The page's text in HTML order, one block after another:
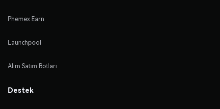
Phemex Earn
Launchpool
Alım Satım Botları
Destek